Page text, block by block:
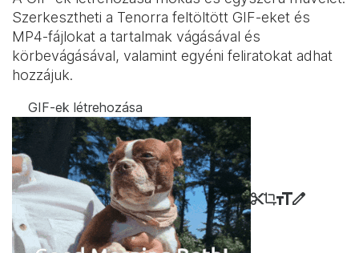
Szerkesztheti a Tenorra feltöltött GIF-eket és
MP4-fájlokat a tartalmak vágásával és
körbevágásával, valamint egyéni feliratokat adhat
hozzájuk.
GIF-ek létrehozása